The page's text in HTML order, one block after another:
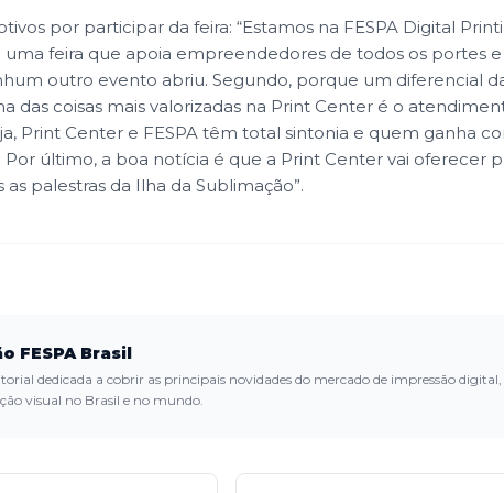
por participar da feira: “Estamos na FESPA Digital
uma feira que apoia empreendedores de todos os portes
outro evento abriu. Segundo, porque um diferencial
das coisas mais valorizadas na Print Center é o
Print Center e FESPA têm total sintonia e quem ganha
último, a boa notícia é que a Print Center vai oferecer
palestras da Ilha da Sublimação”.
FESPA Brasil
dedicada a cobrir as principais novidades do mercado de impressão
visual no Brasil e no mundo.